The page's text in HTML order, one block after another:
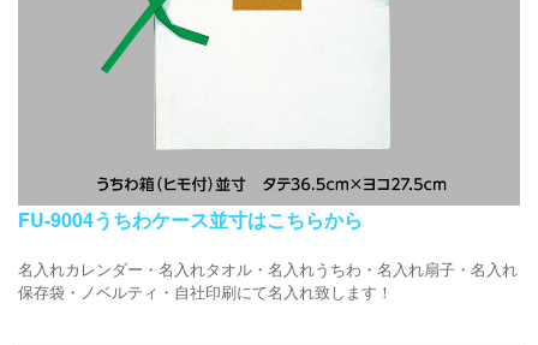
FU-9004うちわケース並寸はこちらから
名入れカレンダー・名入れタオル・名入れうちわ・名入れ扇子・名入れ
保存袋・ノベルティ・自社印刷にて名入れ致します！